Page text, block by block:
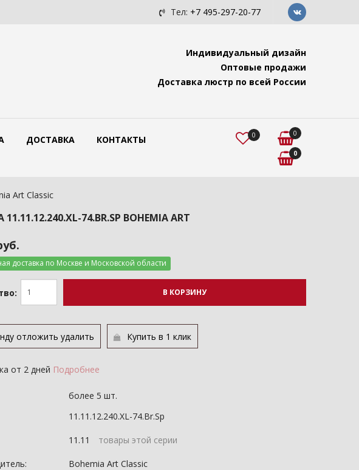
Подвесные светильники
Тел: +7 495-297-20-77
Индивидуальный дизайн
Оптовые продажи
Доставка люстр по всей России
ДОСТАВКА КОНТАКТЫ 0 0
0
Art Classic
74.BR.SP BOHEMIA ART
доставка по Москве и Московской области
В КОРЗИНУ
отложить удалить Купить в 1 клик
от 2 дней Подробнее
более 5 шт.
11.11.12.240.XL-74.Br.Sp
11.11 товары этой серии
Bohemia Art Classic